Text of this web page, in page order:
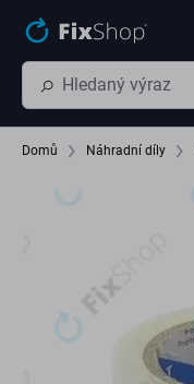
Domů Náhradní díly